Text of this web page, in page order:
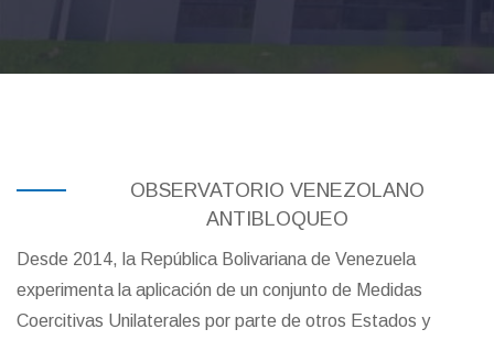
OBSERVATORIO VENEZOLANO
ANTIBLOQUEO
Desde 2014, la República Bolivariana de Venezuela
experimenta la aplicación de un conjunto de Medidas
Coercitivas Unilaterales por parte de otros Estados y